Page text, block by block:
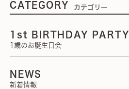
CATEGORY カテゴリー
1st BIRTHDAY PARTY
1歳のお誕生日会
NEWS
新着情報